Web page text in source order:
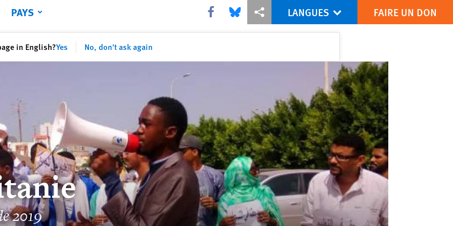
PAYS Share this via Facebook
Share this via Bluesky
Share this via Partagez
LANGUES FAIRE UN DON
in English?Yes No, don't ask again
2019